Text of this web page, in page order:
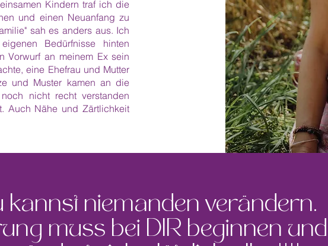
Kindern traf ich die
und einen Neuanfang zu
sah es anders aus. Ich
Bedürfnisse hinten
Vorwurf an meinem Ex sein
eine Ehefrau und Mutter
und Muster kamen an die
nicht recht verstanden
Auch Nähe und Zärtlichkeit
kannst niemanden verändern.
muss bei DIR beginnen